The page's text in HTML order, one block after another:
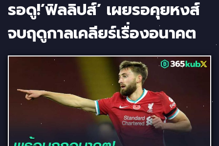
รอดู!’ฟิลลิปส์’ เผยรอคุยหงส์
จบฤดูกาลเคลียร์เรื่องอนาคต